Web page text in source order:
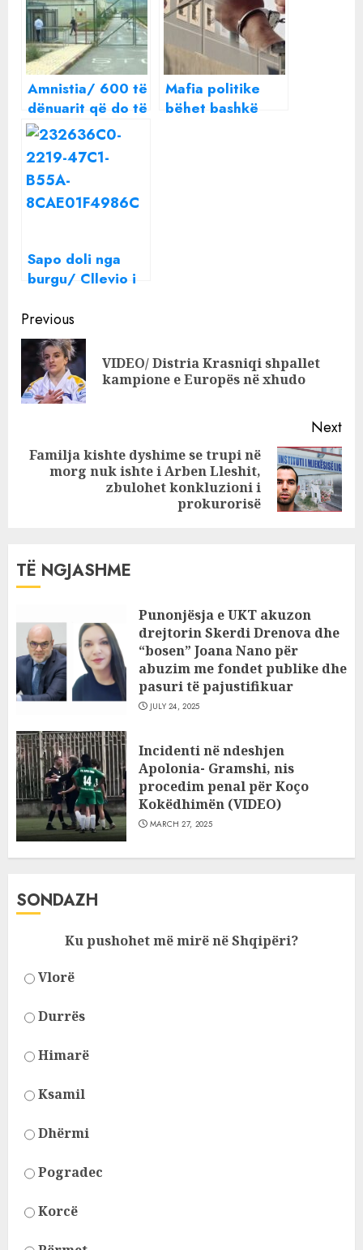
Amnistia/ 600 të
dënuarit që do të
lirohen nga burgu
(Kategoritë)
Mafia politike
bëhet bashkë
Sapo doli nga
burgu/ Cllevio i
për përballje:
Mos merr
lepurusha me
vete!
Continue
Reading
Previous
VIDEO/ Distria Krasniqi shpallet
kampione e Europës në xhudo
Next
Next
Familja kishte dyshime se trupi në
morg nuk ishte i Arben Lleshit,
zbulohet konkluzioni i
prokurorisë
TË NGJASHME
Punonjësja e UKT akuzon
drejtorin Skerdi Drenova dhe
“bosen” Joana Nano për
abuzim me fondet publike dhe
pasuri të pajustifikuar
JULY 24, 2025
Incidenti në ndeshjen
Apolonia- Gramshi, nis
procedim penal për Koço
Kokëdhimën (VIDEO)
MARCH 27, 2025
SONDAZH
Ku pushohet më mirë në Shqipëri?
Vlorë
Durrës
Himarë
Ksamil
Dhërmi
Pogradec
Korcë